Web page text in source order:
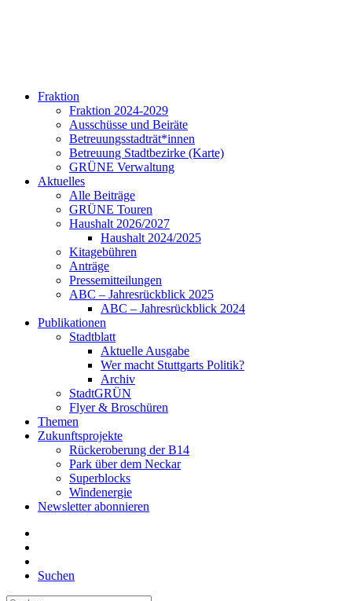
Fraktion
Fraktion 2024-2029
Ausschüsse und Beiräte
Betreuungsstadträt*innen
Betreuung Stadtbezirke (Karte)
GRÜNE Verwaltung
Aktuelles
Alle Beiträge
GRÜNE Touren
Haushalt 2026/2027
Haushalt 2024/2025
Kitagebühren
Anträge
Pressemitteilungen
ABC – Jahresrückblick 2025
ABC – Jahresrückblick 2024
Publikationen
Stadtblatt
Aktuelle Ausgabe
Wer macht Stuttgarts Politik?
Archiv
StadtGRÜN
Flyer & Broschüren
Themen
Zukunftsprojekte
Rückeroberung der B14
Park über dem Neckar
Superblocks
Windenergie
Newsletter abonnieren
Suchen